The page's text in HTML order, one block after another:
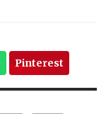
Pinterest